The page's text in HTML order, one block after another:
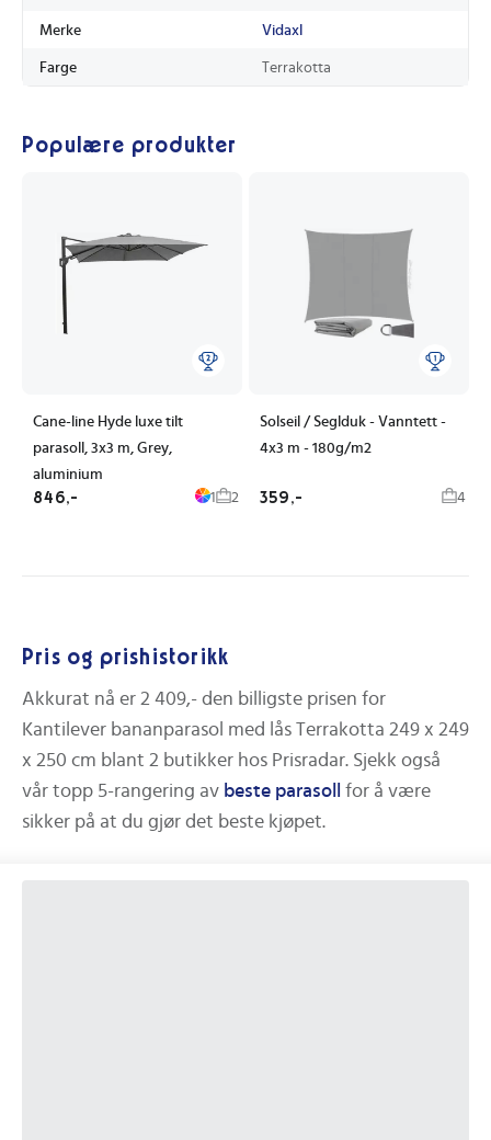
Merke Vidaxl
Farge Terrakotta
Populære produkter
Cane-line Hyde luxe tilt
parasoll, 3x3 m, Grey,
aluminium
846,- 1 2
Solseil / Seglduk - Vanntett -
4x3 m - 180g/m2
359,- 4
Pris og prishistorikk
Akkurat nå er 2 409,- den billigste prisen for
Kantilever bananparasol med lås Terrakotta 249 x 249
x 250 cm blant 2 butikker hos Prisradar. Sjekk også
vår topp 5-rangering av beste parasoll
for å være
sikker på at du gjør det beste kjøpet.